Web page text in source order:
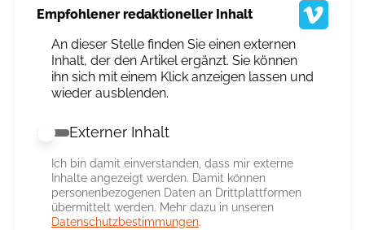
Empfohlener redaktioneller Inhalt
An dieser Stelle finden Sie einen externen
Inhalt, der den Artikel ergänzt. Sie können
ihn sich mit einem Klick anzeigen lassen und
wieder ausblenden.
Externer Inhalt erlauben
Externer Inhalt
Ich bin damit einverstanden, dass mir externe
Inhalte angezeigt werden. Damit können
personenbezogenen Daten an Drittplattformen
übermittelt werden. Mehr dazu in unseren
Datenschutzbestimmungen.